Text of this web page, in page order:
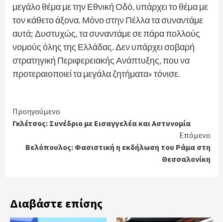
μεγάλο θέμα με την Εθνική Οδό, υπάρχει το θέμα με
τον κάθετο άξονα. Μόνο στην Πέλλα τα συναντάμε
αυτά; Δυστυχώς, τα συναντάμε σε πάρα πολλούς
νομούς όλης της Ελλάδας. Δεν υπάρχει σοβαρή
στρατηγική Περιφερειακής Ανάπτυξης, που να
προτεραιοποιεί τα μεγάλα ζητήματα» τόνισε.
Continue
Reading
Προηγούμενο
Γκλέτσος: Συνέδριο με Εισαγγελέα και Αστυνομία
Επόμενο
Βελόπουλος: Φασιστική η εκδήλωση του Ράμα στη
Θεσσαλονίκη
Διαβάστε επίσης